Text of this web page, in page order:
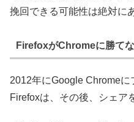
挽回できる可能性は絶対に
FirefoxがChromeに勝て
2012年にGoogle Chrome
Firefoxは、その後、シェア